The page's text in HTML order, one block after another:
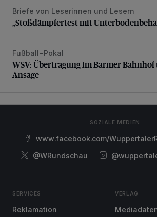
„Stoßdämpfertest mit
Briefe von Leserinnen und Lesern
„Stoßdämpfertest mit
WSV: Übertragung im Barmer Bahnhof
Fußball-Pokal
WSV: Übertragung im Barmer
Ansage
SOZIALE MEDIEN
www.facebook.com/
@WRundschau
SERVICES
Reklamation
VERLAG